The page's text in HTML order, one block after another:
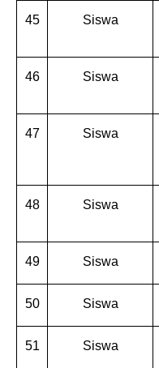
45 Siswa
46 Siswa
47 Siswa
48 Siswa
49 Siswa
50
Siswa
51
Siswa